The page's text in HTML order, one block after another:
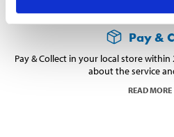
Pay &
Pay & Collect in your local store
about the service
READ MORE